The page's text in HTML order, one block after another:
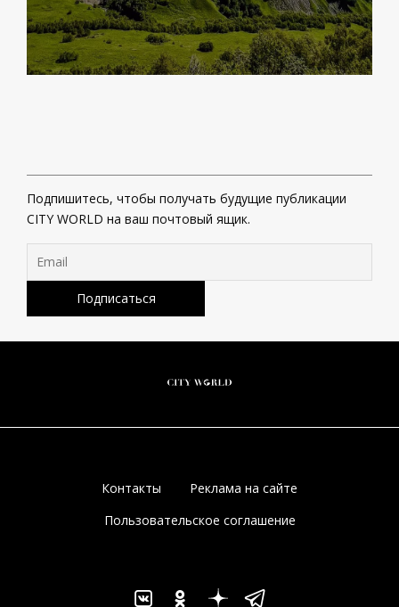
Подпишитесь, чтобы получать будущие публикации
CITY WORLD на ваш почтовый ящик.
Контакты
Реклама на сайте
Пользовательское соглашение